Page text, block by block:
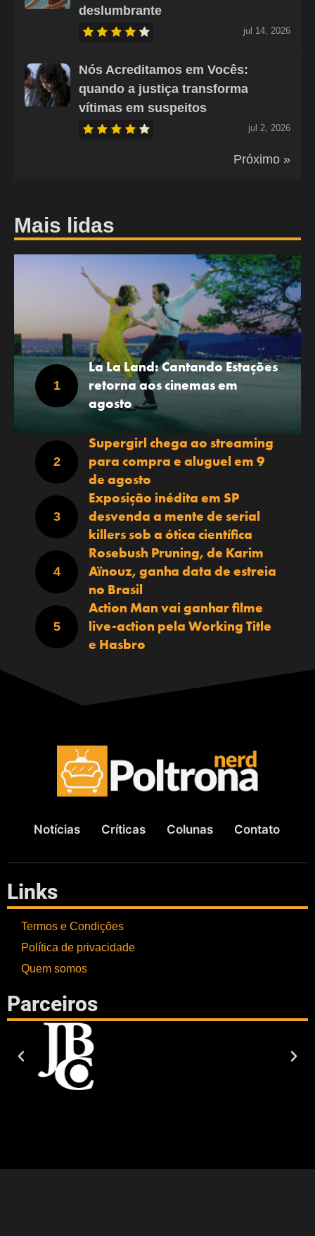
deslumbrante
jul 14, 2026
Nós Acreditamos em Vocês:
quando a justiça transforma
vítimas em suspeitos
jul 2, 2026
Próximo »
Mais lidas
La La Land: Cantando Estações
retorna aos cinemas em
agosto
Supergirl chega ao streaming
para compra e aluguel em 9
de agosto
Exposição inédita em SP
desvenda a mente de serial
killers sob a ótica científica
Rosebush Pruning, de Karim
Aïnouz, ganha data de estreia
no Brasil
Action Man vai ganhar filme
live-action pela Working Title
e Hasbro
Notícias Críticas Colunas Contato
Links
Termos e Condições
Política de privacidade
Quem somos
Parceiros